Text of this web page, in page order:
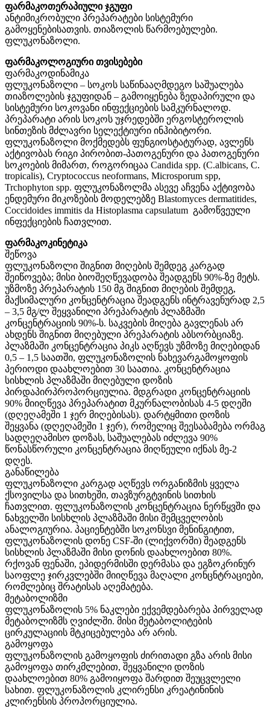
ფარმაკოთერაპიული ჯგუფი
ანტიმიკრობული პრეპარატები სისტემური
გამოყენებისათვის. თიაზოლის წარმოებულები.
ფლუკონაზოლი.
ფარმაკოლოგიური თვისებები
ფარმაკოდინამიკა
ფლუკონაზოლი – სოკოს საწინააღმდეგო საშუალება
თიაზოლების ჯგუფიდან – გამოიყენება ზედაპირული და
სისტემური სოკოვანი ინფექციების სამკურნალოდ.
პრეპარატი არის სოკოს უჯრედებში ერგოსტეროლის
სინთეზის მძლავრი სელექტიური ინჰიბიტორი.
ფლუკონაზოლი მოქმედებს ფუნგიოსტატურად, ავლენს
აქტივობას რიგი პირობით-პათოგენური და პათოგენური
სოკოების მიმართ, როგორიცაა Candida spp. (C.albicans, C.
tropicalis), Cryptococcus neoformans, Microsporum spp,
Trchophyton spp. ფლუკონაზოლმა ასევე აჩვენა აქტივობა
ენდემური მიკოზების მოდელებზე Blastomyces dermatitides,
Coccidoides immitis da Histoplasma capsulatum გამოწვეული
ინფექციების ჩათვლით.
ფარმაკოკინეტიკა
შეწოვა
ფლუკონაზოლი შიგნით მიღების შემდეგ კარგად
შეიწოვება; მისი ბიოშეღწევადობა შეადგენს 90%-ზე მეტს.
უზმოზე პრეპარატის 150 მგ შიგნით მიღების შემდეგ,
მაქსიმალური კონცენტრაცია შეადგენს ინტრავენურად 2,5
– 3,5 მგ/ლ შეყვანილი პრეპარატის პლაზმაში
კონცენტრაციის 90%-ს. საკვების მიღება გავლენას არ
ახდენს შიგნით მიღებული პრეპარატის აბსორბციაზე.
პლაზმაში კონცენტრაცია პიკს აღწევს უზმოზე მიღებიდან
0,5 – 1,5 საათში, ფლუკონაზოლის ნახევარგამოყოფის
პერიოდი დაახლოებით 30 საათია. კონცენტრაცია
სისხლის პლაზმაში მიღებული დოზის
პირდაპირპროპორციულია. მდგრადი კონცენტრაციის
90% მიიღწევა პრეპარატით მკურნალობისას 4-5 დღეში
(დღეღამეში 1 ჯერ მიღებისას). დარტყმითი დოზის
შეყვანა (დღეღამეში 1 ჯერ), რომელიც შეესაბამება ორმაგ
სადღეღამისო დოზას, საშუალებას იძლევა 90%
წონასწორული კონცენტრაცია მიღწეული იქნას მე-2
დღეს.
განაწილება
ფლუკონაზოლი კარგად აღწევს ორგანიზმის ყველა
ქსოვილსა და სითხეში, თავზურგტვინის სითხის
ჩათვლით. ფლუკონაზოლის კონცენტრაცია ნერწყვში და
ნახველში სისხლის პლაზმაში მისი შემცველობის
ანალოგიურია. პაციენტებში სოკონსვი მენინგიტით,
ფლუკონაზოლის დონე CSF-ში (ლიქვორში) შეადგენს
სისხლის პლაზმაში მისი დონის დაახლოებით 80%.
რქოვან ფენაში, ეპიდერმისში დერმასა და ეგზოკრინურ
საოფლე ჯირკვლებში მიიღწევა მაღალი კონცნტრაციები,
რომლებიც შრატისას აღემატება.
მეტაბოლიზმი
ფლუკონაზოლის 5% ნაკლები ექვემდებარება პირველად
მეტაბოლიზმს ღვიძლში. მისი მეტაბოლიტების
ცირკულაციის მტკიცებულება არ არის.
გამოყოფა
ფლუკონაზოლის გამოყოფის ძირითადი გზა არის მისი
გამოყოფა თირკმლებით, შეყვანილი დოზის
დაახლოებით 80% გამოიყოფა შარდით შეუცვლელი
სახით. ფლუკონაზოლის კლირენსი კრეატინინის
კლირენსის პროპორციულია.